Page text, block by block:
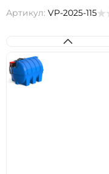
Артикул: VP-2025-115